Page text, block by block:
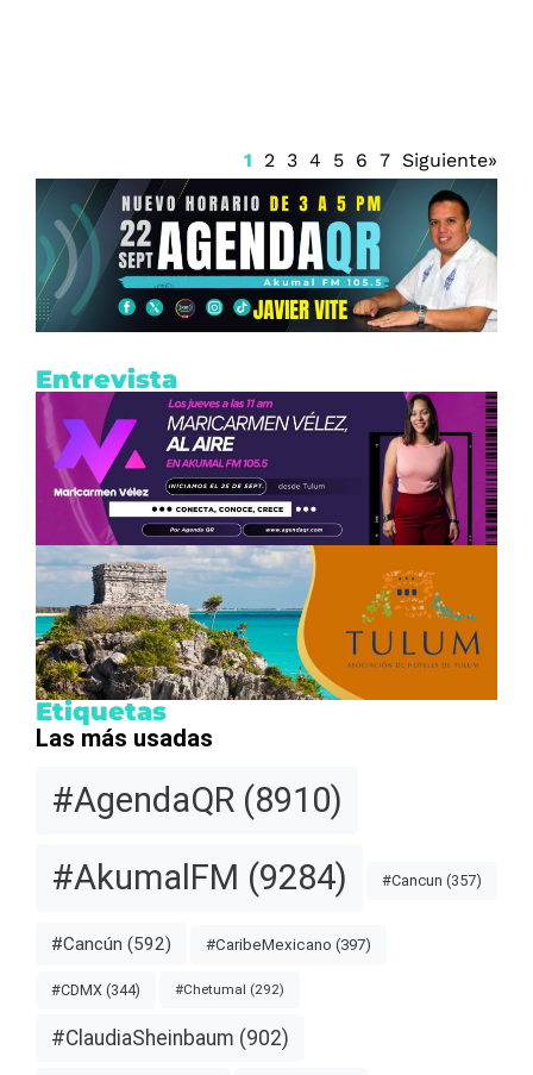
1 2 3 4 5 6 7 Siguiente»
Entrevista
Etiquetas
Las más usadas
#AgendaQR (8910)
#AkumalFM (9284) #Cancun (357)
#Cancún (592) #CaribeMexicano (397)
#CDMX (344) #Chetumal (292)
#ClaudiaSheinbaum (902)